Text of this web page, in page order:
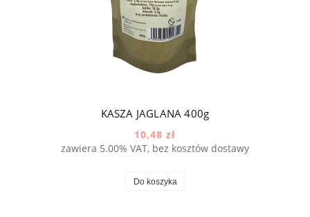
KASZA JAGLANA 400g
10,48 zł
zawiera 5.00% VAT, bez kosztów dostawy
Do koszyka